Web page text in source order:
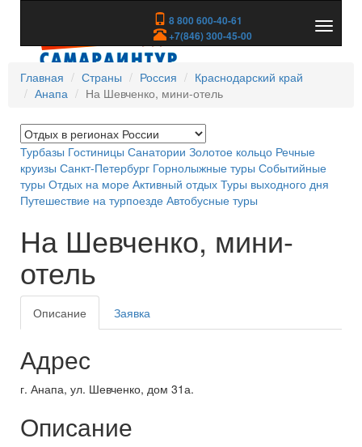
8 800 600-40-61
+7(846) 300-45-00
скрыть
Главная
Страны Россия
Краснодарский край
Анапа
На Шевченко, мини-отель
Турбазы Гостиницы Санатории Золотое кольцо Речные
круизы Санкт-Петербург Горнолыжные туры Событийные
туры Отдых на море Активный отдых Туры выходного дня
Путешествие на турпоезде Автобусные туры
На Шевченко, мини-
отель
Описание Заявка
Адрес
г. Анапа, ул. Шевченко, дом 31а.
Описание